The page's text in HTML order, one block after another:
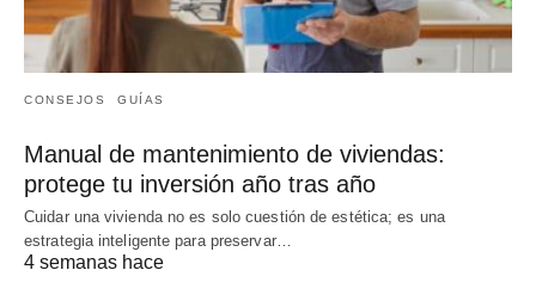
CONSEJOS GUÍAS
Manual de mantenimiento de viviendas:
protege tu inversión año tras año
Cuidar una vivienda no es solo cuestión de estética; es una
estrategia inteligente para preservar…
4 semanas hace